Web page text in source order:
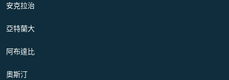
安克拉治
亞特蘭大
阿布達比
奧斯汀